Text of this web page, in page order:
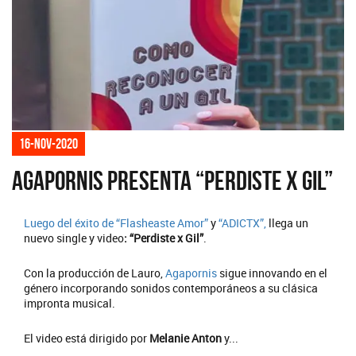
16-nov-2020
Agapornis presenta “Perdiste X Gil”
Luego del éxito de“Flasheaste Amor”y“ADICTX”, llega un
nuevo single y video: “Perdiste x Gil”.
Con la producción de Lauro, Agapornis sigue innovando en el
género incorporando sonidos contemporáneos a su clásica
impronta musical.
El video está dirigido por Melanie Antony...